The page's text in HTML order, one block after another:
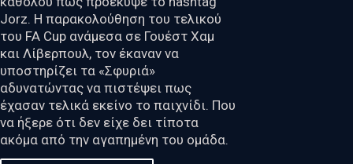
Jorz. Η παρακολούθηση του τελικού
του FA Cup ανάμεσα σε Γουέστ Χαμ
και Λίβερπουλ, τον έκαναν να
υποστηρίζει τα «Σφυριά»
αδυνατώντας να πιστέψει πως
έχασαν τελικά εκείνο το παιχνίδι. Που
να ήξερε ότι δεν είχε δει τίποτα
ακόμα από την αγαπημένη του ομάδα.